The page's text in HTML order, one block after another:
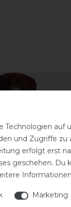
Technologien
und Zugriffe zu
erfolgt erst
geschehen.
Marketing